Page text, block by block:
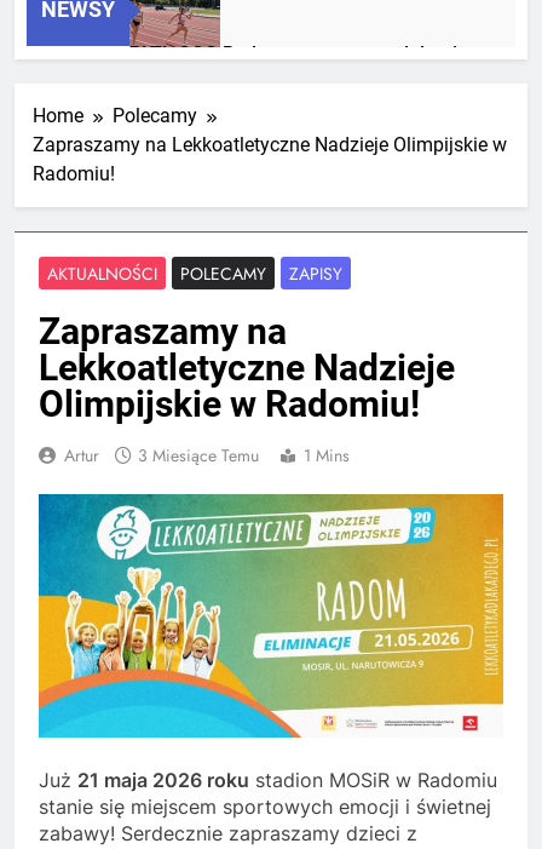
NEWSY
RLTL GGG Radom z trzema medalami
2 Tygodnie Temu
Krakowie
Home
Polecamy
Zapraszamy na Lekkoatletyczne Nadzieje Olimpijskie w
Radomiu!
AKTUALNOŚCI POLECAMY ZAPISY
Zapraszamy na
Lekkoatletyczne Nadzieje
Olimpijskie w Radomiu!
Artur 3 Miesiące Temu 1 Mins
Już 21 maja 2026 roku stadion MOSiR w Radomiu
stanie się miejscem sportowych emocji i świetnej
zabawy! Serdecznie zapraszamy dzieci z